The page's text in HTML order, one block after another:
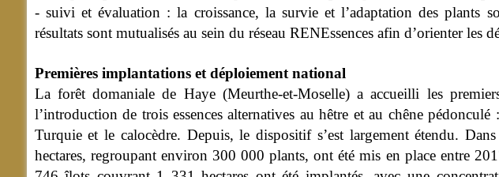
- suivi et évaluation : la croissance, la survie et l’adaptation des plants
résultats sont mutualisés au sein du réseau RENEssences afin d’orienter les
Premières implantations et déploiement national
La forêt domaniale de Haye (Meurthe-et-Moselle) a accueilli les
l’introduction de trois essences alternatives au hêtre et au chêne
Turquie et le calocèdre. Depuis, le dispositif s’est largement étendu.
hectares, regroupant environ 300 000 plants, ont été mis en place entre